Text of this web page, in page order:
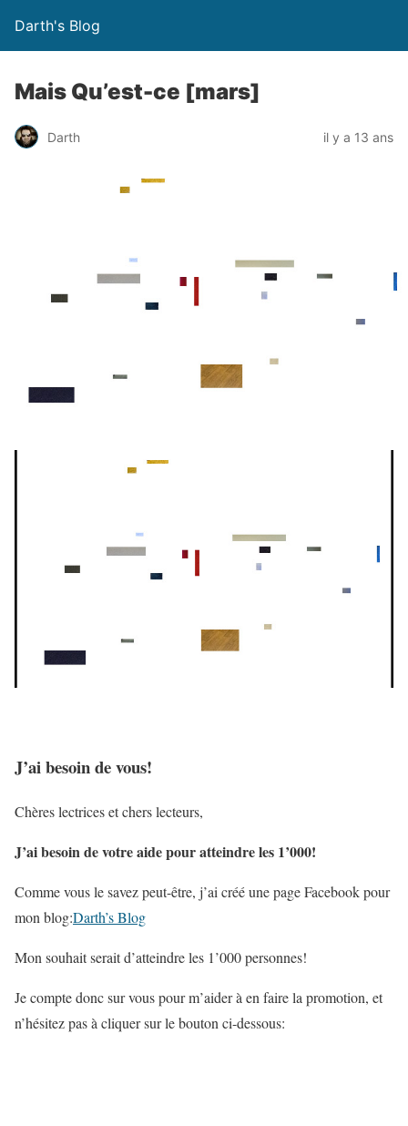
Darth's Blog
Mais Qu’est-ce [mars]
Darth il y a 13 ans
J’ai besoin de vous!
Chères lectrices et chers lecteurs,
J’ai besoin de votre aide pour atteindre les 1’000!
Comme vous le savez peut-être, j’ai créé une page Facebook pour
mon blog:Darth’s Blog
Mon souhait serait d’atteindre les 1’000 personnes!
Je compte donc sur vous pour m’aider à en faire la promotion, et
n’hésitez pas à cliquer sur le bouton ci-dessous: